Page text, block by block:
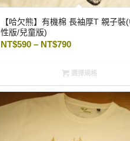
【哈欠熊】有機棉 長袖厚T 親子裝
性版/兒童版)
NT$590– NT$790
選擇規格